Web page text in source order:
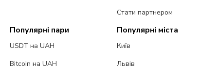
Стати партнером
Популярні пари
USDT на UAH
Bitcoin на UAH
Популярні міста
Київ
Львів